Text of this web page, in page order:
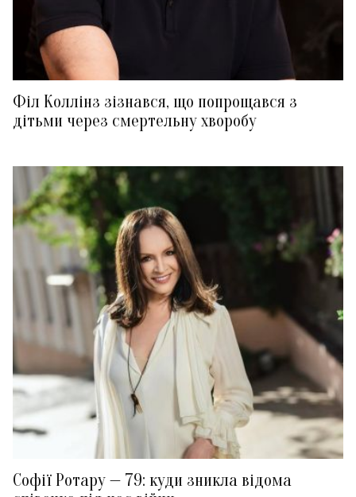
Філ Коллінз зізнався, що попрощався з
дітьми через смертельну хворобу
Софії Ротару — 79: куди зникла відома